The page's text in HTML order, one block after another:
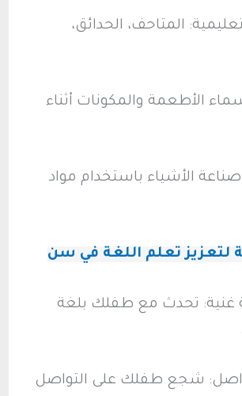
المتاحف، الحدائق،
الأطعمة والمكونات أثناء
صناعة الأشياء باستخدام مواد
لتعزيز تعلم اللغة في سن
غنية: تحدث مع طفلك بلغة
شجع طفلك على التواصل